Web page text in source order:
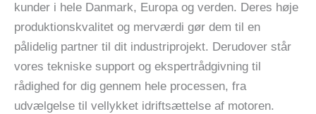
kunder i hele Danmark, Europa og verden. Deres høje
produktionskvalitet og merværdi gør dem til en
pålidelig partner til dit industriprojekt. Derudover står
vores tekniske support og ekspertrådgivning til
rådighed for dig gennem hele processen, fra
udvælgelse til vellykket idriftsættelse af motoren.